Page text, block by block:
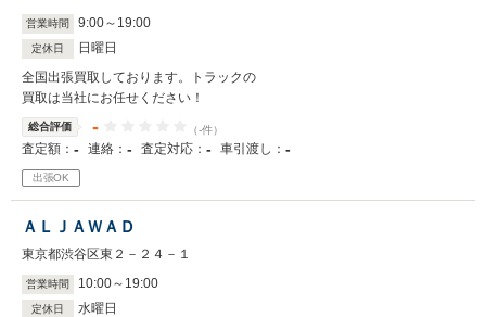
営業時間 9:00～ 19:00
定休日
日曜日
全国出張買取しております。トラックの
買取は当社にお任せください！
総合評価 - （-件）
査定額： - 連絡： - 査定対応： - 車引渡し： -
出張OK
ＡＬＪＡＷＡＤ
東京都渋谷区東２－２４－１
営業時間 10:00～ 19:00
定休日
水曜日